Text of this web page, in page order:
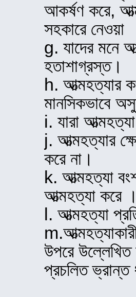
আকর্ষণ করে,
সহকারে
g. যাদের মনে
হতাশাগ্রস্ত।
h. আত্মহত্যার
মানসিকভাবে
i. যারা
j. আত্মহত্যার
করে না।
k. আত্মহত্যা
আত্মহত্যা করে
l. আত্মহত্যা
উপরে উল্লেখিত
প্রচলিত ভ্রান্ত